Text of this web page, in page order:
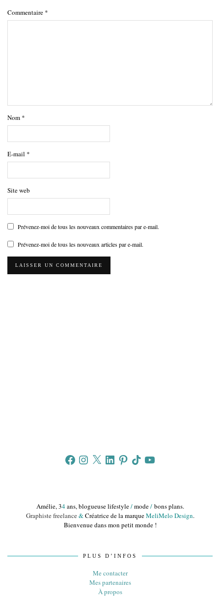
Commentaire *
Nom *
E-mail *
Site web
Prévenez-moi de tous les nouveaux commentaires par e-mail.
Prévenez-moi de tous les nouveaux articles par e-mail.
FacebookInstagram
X LinkedInPinterestTikTokYouTube
Amélie, 34ans, blogueuse lifestyle/mode/bons plans.
Graphiste freelance&Créatrice de la marqueMeliMelo Design.
Bienvenue dans mon petit monde !
PLUS D’INFOS
Me contacter
Mes partenaires
À propos